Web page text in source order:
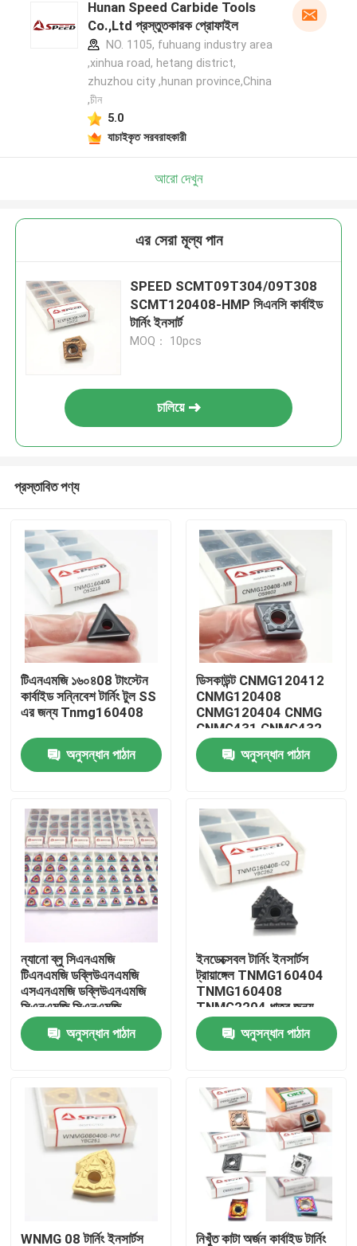
পণ্য
ভিডিও
কারখানা ভ্রমণ
মান নিয়ন্ত্রণ
আমাদের সাথে যোগাযোগ করুন
খবর
সব ক্ষেত্রেই
কার্বাইড মিলিং সন্নিবেশ
Hunan Speed Carbide Tools
Co.,Ltd প্রস্তুতকারক প্রোফাইল
NO. 1105, fuhuang industry area
,xinhua road, hetang district,
zhuzhou city ,hunan province,China
,চীন
5.0
যাচাইকৃত সরবরাহকারী
আরো দেখুন
এর সেরা মূল্য পান
SPEED SCMT09T304/09T308
SCMT120408-HMP সিএনসি কার্বাইড
টার্নিং ইনসার্ট
MOQ： 10pcs
চালিয়ে
প্রস্তাবিত পণ্য
টিএনএমজি ১৬০৪08 টাংস্টেন
কার্বাইড সন্নিবেশ টার্নিং টুল SS
এর জন্য Tnmg160408
অনুসন্ধান পাঠান
ডিসকাউন্ট CNMG120412
CNMG120408
CNMG120404 CNMG
CNMG431 CNMG432
কার্বাইড সিএনসি কাটিং টার্নিং
ইনসার্ট
অনুসন্ধান পাঠান
ন্যানো ব্লু সিএনএমজি
টিএনএমজি ডব্লিউএনএমজি
এসএনএমজি ডব্লিউএনএমজি
সিএনএমজি সিএনএমজি
120408 ডব্লিউএনএমজি
080408 টংস্টেন কার্বাইড
সিএনসি টার্নিং ইনসার্ট ইনসার্ট
অনুসন্ধান পাঠান
ইনডেক্সেবল টার্নিং ইনসার্টস
ট্রায়াঙ্গেল TNMG160404
TNMG160408
TNMG2204 ধাতুর জন্য
কার্বাইড টুল
অনুসন্ধান পাঠান
WNMG 08 টার্নিং ইনসার্টস নিখুঁত কাটা অর্জন কার্বাইড টার্নিং